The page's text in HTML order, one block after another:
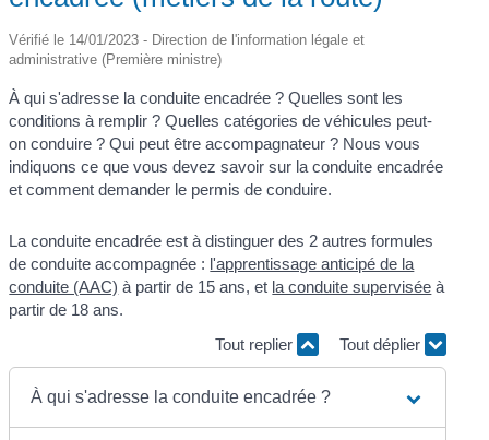
Vérifié le 14/01/2023 - Direction de l'information légale et
administrative (Première ministre)
À qui s'adresse la conduite encadrée ? Quelles sont les
conditions à remplir ? Quelles catégories de véhicules peut-
on conduire ? Qui peut être accompagnateur ? Nous vous
indiquons ce que vous devez savoir sur la conduite encadrée
et comment demander le permis de conduire.
La conduite encadrée est à distinguer des 2 autres formules
de conduite accompagnée : l'apprentissage anticipé de la
conduite (AAC) à partir de 15 ans, et la conduite supervisée à
partir de 18 ans.
Tout replier
Tout déplier
À qui s'adresse la conduite encadrée ?